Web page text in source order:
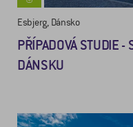
Esbjerg, Dánsko
PŘÍPADOVÁ STUDIE -
DÁNSKU